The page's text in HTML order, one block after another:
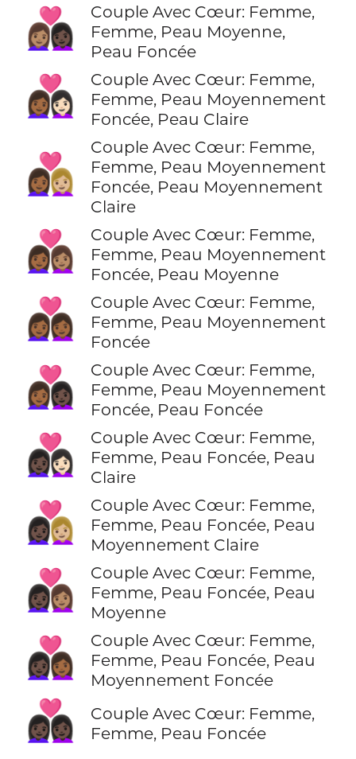
👩🏽‍❤️‍👩🏿
Couple Avec Cœur: Femme,
Femme, Peau Moyenne,
Peau Foncée
👩🏾‍❤️‍👩🏻
Couple Avec Cœur: Femme,
Femme, Peau Moyennement
Foncée, Peau Claire
👩🏾‍❤️‍👩🏼
Couple Avec Cœur: Femme,
Femme, Peau Moyennement
Foncée, Peau Moyennement
Claire
👩🏾‍❤️‍👩🏽
Couple Avec Cœur: Femme,
Femme, Peau Moyennement
Foncée, Peau Moyenne
👩🏾‍❤️‍👩🏾
Couple Avec Cœur: Femme,
Femme, Peau Moyennement
Foncée
👩🏾‍❤️‍👩🏿
Couple Avec Cœur: Femme,
Femme, Peau Moyennement
Foncée, Peau Foncée
👩🏿‍❤️‍👩🏻
Couple Avec Cœur: Femme,
Femme, Peau Foncée, Peau
Claire
👩🏿‍❤️‍👩🏼
Couple Avec Cœur: Femme,
Femme, Peau Foncée, Peau
Moyennement Claire
👩🏿‍❤️‍👩🏽
Couple Avec Cœur: Femme,
Femme, Peau Foncée, Peau
Moyenne
👩🏿‍❤️‍👩🏾
Couple Avec Cœur: Femme,
Femme, Peau Foncée, Peau
Moyennement Foncée
👩🏿‍❤️‍👩🏿
Couple Avec Cœur: Femme,
Femme, Peau Foncée